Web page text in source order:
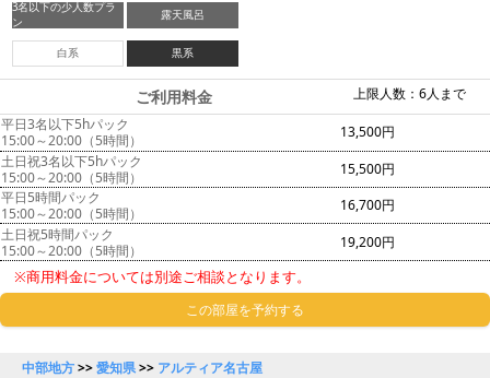
3名以下の少人数プラ
ン
露天風呂
白系 黒系
上限人数：6人まで
ご利用料金
平日3名以下5hパック
15:00～20:00（5時間）
13,500円
土日祝3名以下5hパック
15:00～20:00（5時間）
15,500円
平日5時間パック
15:00～20:00（5時間）
16,700円
土日祝5時間パック
15:00～20:00（5時間）
19,200円
※商用料金については別途ご相談となります。
この部屋を予約する
中部地方>>愛知県>> アルティア名古屋